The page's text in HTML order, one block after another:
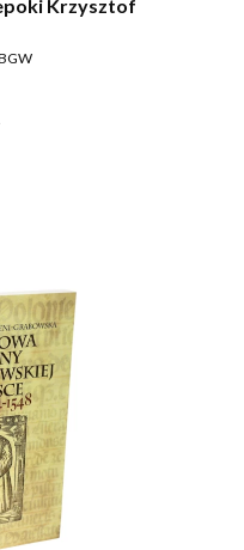
Krzysztof